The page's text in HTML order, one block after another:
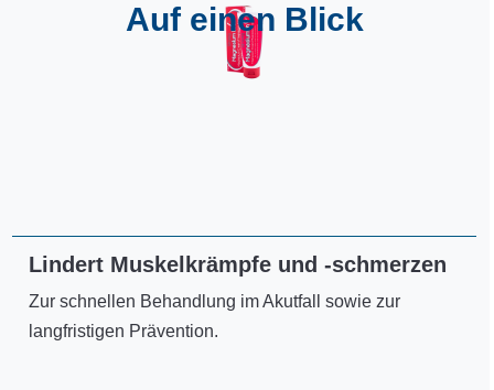
Auf einen Blick
Lindert Muskelkrämpfe und -schmerzen
Zur schnellen Behandlung im Akutfall sowie zur
langfristigen Prävention.